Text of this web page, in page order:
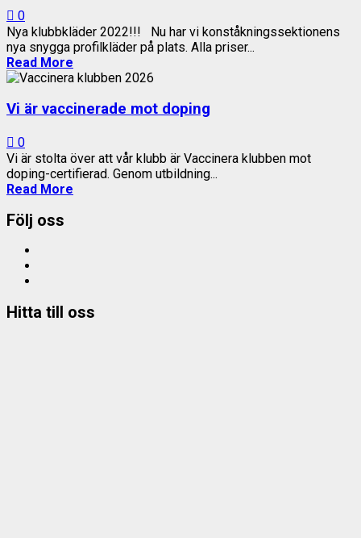
0
Nya klubbkläder 2022!!! Nu har vi konståkningssektionens
nya snygga profilkläder på plats. Alla priser...
Read More
Vi är vaccinerade mot doping
0
Vi är stolta över att vår klubb är Vaccinera klubben mot
doping-certifierad. Genom utbildning...
Read More
Följ oss
Hitta till oss